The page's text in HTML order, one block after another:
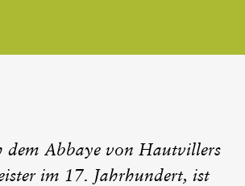
dem Abbaye von Hautvillers
im 17. Jahrhundert, ist